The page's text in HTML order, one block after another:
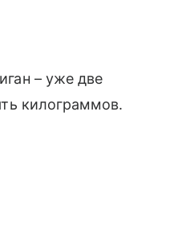
– уже две
килограммов.